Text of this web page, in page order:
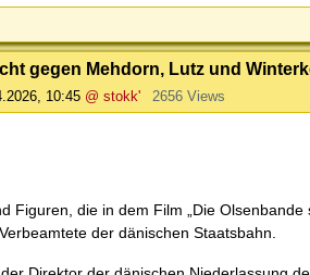
gegen Mehdorn, Lutz und
10:45 @ stokk' 2656 Views
Figuren, die in dem Film „Die
der dänischen Staatsbahn.